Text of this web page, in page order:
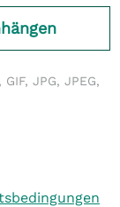
JPG, JPEG,